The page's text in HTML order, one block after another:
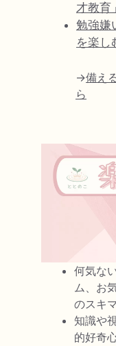
才教育
勉強嫌
を楽し
→備え
ら
何気な
ム、お
のスキ
知識や
的好奇